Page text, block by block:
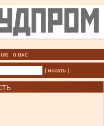
О НАС
| искать |